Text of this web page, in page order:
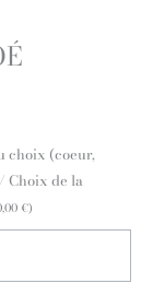
choix (coeur,
Choix de la
€)